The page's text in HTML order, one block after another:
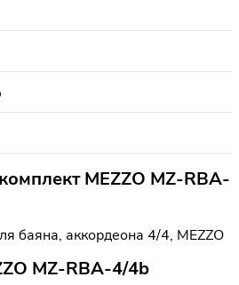
MEZZO MZ-RBA-
баяна, аккордеона 4/4, MEZZO
MZ-RBA-4/4b